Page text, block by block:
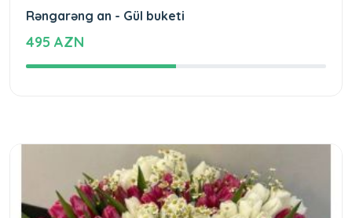
Rəngarəng an - Gül buketi
495 AZN